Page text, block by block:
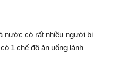
nước có rất nhiều người bị
1 chế độ ăn uống lành